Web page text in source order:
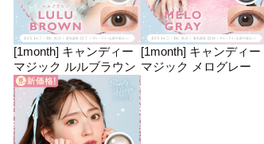
[1month] キャンディー
マジック ルルブラウン
[1month] キャンディー
マジック メログレー